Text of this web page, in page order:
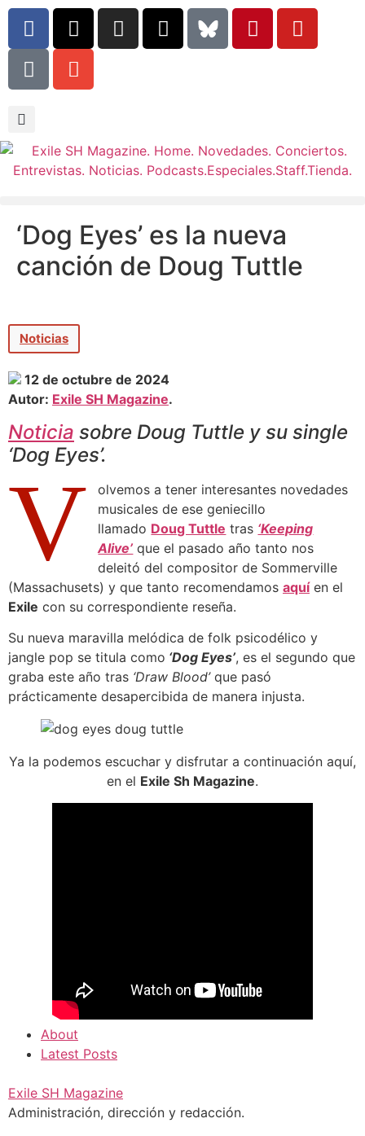
‘Dog Eyes’ es la nueva
canción de Doug Tuttle
Noticias
12 de octubre de 2024
Autor: Exile SH Magazine.
Noticia sobre Doug Tuttle y su single
‘Dog Eyes’.
V
olvemos a tener interesantes novedades
musicales de ese geniecillo
llamado Doug Tuttle tras ‘Keeping
Alive’ que el pasado año tanto nos
deleitó del compositor de Sommerville
(Massachusets) y que tanto recomendamos aquíen el
Exile con su correspondiente reseña.
Su nueva maravilla melódica de folk psicodélico y
jangle pop se titula como ‘Dog Eyes’, es el segundo que
graba este año tras ‘Draw Blood’que pasó
prácticamente desapercibida de manera injusta.
Ya la podemos escuchar y disfrutar a continuación aquí,
en el Exile Sh Magazine.
About
Latest Posts
Exile SH Magazine
Administración, dirección y redacción.